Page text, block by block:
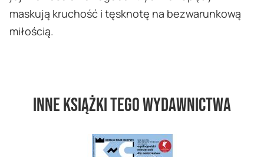
maskują kruchość i tęsknotę na bezwarunkową
miłością.
Inne książki tego wydawnictwa